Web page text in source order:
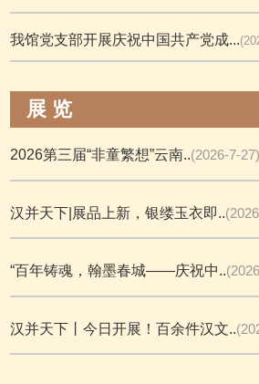
我馆党支部开展庆祝中国共产党成...
展 览
2026第三届“非童繁想”云南..(2026-7-27)
汉并天下|展品上新，银缕玉衣即..
“百年铸魂，翰墨春城——庆祝中..
汉并天下丨今日开展！百余件汉文..